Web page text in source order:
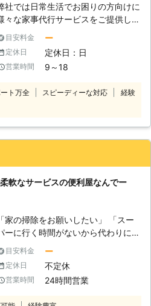
をもった、元気で明るい女性スタッ
＝ベアーズレディがお伺いいたしま
。 【感動】～お客様感動度120%の
」を提供することがベアーズの努
。すべての方の笑顔のために全力で
社では日常生活でお困りの方向けに
々な家事代行サービスをご提供して
います。忙しくて買い物に行けない方
やお料理を準備して欲しい方のために
期的に行うサービスから、ご高齢者
よくある高いところの電球が取り替
どもお一人では出来ない一回限りの
んなお困り事でも真摯に対応してお
目安料金 ー
定休日 定休日：日
営業時間 9～18
ト万全 スピーディーな対応
経験
軟なサービスの便利屋なんでー
「家の掃除をお願いしたい」 「スー
ーに行く時間がないから代わりに買
い物に行って欲しい」 「庭の草が気
になるから草刈りを依頼したい」
ちょっと部屋の模様替えをしてほし
ようなご要望があるときに
目安料金 ー
定休日 不定休
営業時間 24時間営業